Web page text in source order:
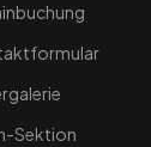
Sektion